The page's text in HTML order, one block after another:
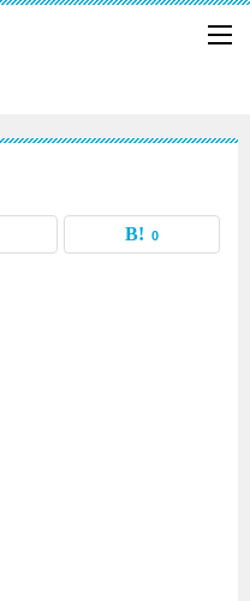
0